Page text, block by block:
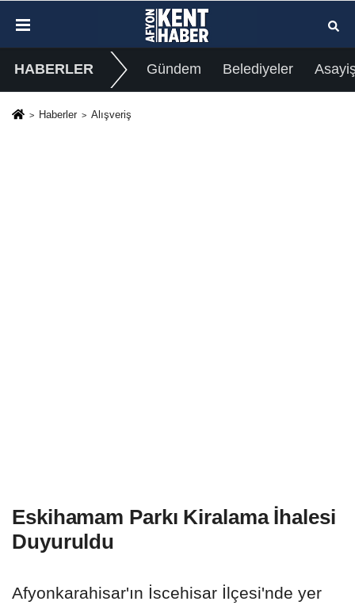
HABERLER Gündem Belediyeler
Haberler Alışveriş
Eskihamam Parkı Kiralama İhalesi
Duyuruldu
Afyonkarahisar'ın İscehisar İlçesi'nde yer